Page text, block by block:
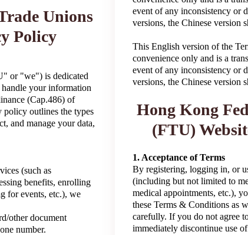
Unions
Policy
or "we") is dedicated
your information
(Cap.486) of
outlines the types
and manage your data,
(such as
benefits, enrolling
for events, etc.), we
other document
number.
event of any inconsistency or
versions, the Chinese version
This English version of the
convenience only and is a
event of any inconsistency or
versions, the Chinese version
Hong Kong
(FTU)
1. Acceptance of Terms
By registering, logging in, or
(including but not limited to
medical appointments, etc.),
these Terms & Conditions as
carefully. If you do not agree
immediately discontinue use